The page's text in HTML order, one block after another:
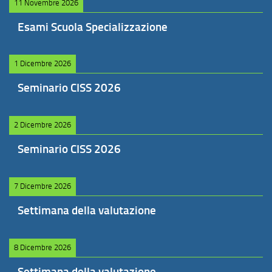
11 Novembre 2026
Esami Scuola Specializzazione
1 Dicembre 2026
Seminario CISS 2026
2 Dicembre 2026
Seminario CISS 2026
7 Dicembre 2026
Settimana della valutazione
8 Dicembre 2026